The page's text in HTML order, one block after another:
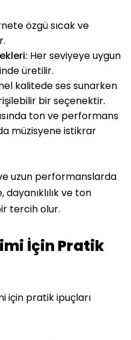
özgü sıcak ve
Her seviyeye uygun
üretilir.
kalitede ses sunarken
bir seçenektir.
ton ve performans
müzisyene istikrar
uzun performanslarda
dayanıklılık ve ton
tercih olur.
İçin Pratik
için pratik ipuçları